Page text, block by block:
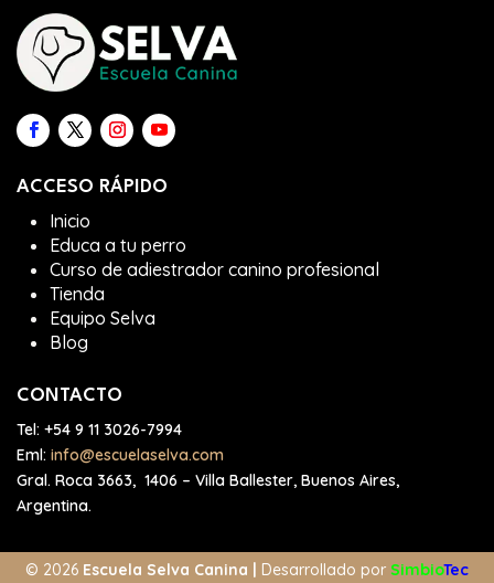
ACCESO RÁPIDO
Inicio
Educa a tu perro
Curso de adiestrador canino profesional
Tienda
Equipo Selva
Blog
CONTACTO
Tel: +54 9 11 3026-7994
Eml: info@escuelaselva.com
Gral. Roca 3663, 1406 – Villa Ballester, Buenos Aires,
Argentina.
© 2026 Escuela Selva Canina Desarrollado por SimbioTec